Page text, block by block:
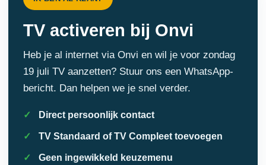
TV activeren bij Onvi
Heb je al internet via Onvi en wil je voor zondag
19 juli TV aanzetten? Stuur ons een WhatsApp-
bericht. Dan helpen we je snel verder.
Direct persoonlijk contact
TV Standaard of TV Compleet toevoegen
Geen ingewikkeld keuzemenu